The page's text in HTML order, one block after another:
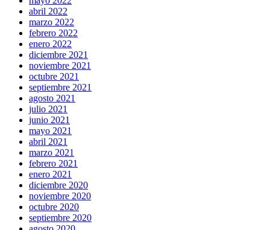
abril 2022
marzo 2022
febrero 2022
enero 2022
diciembre 2021
noviembre 2021
octubre 2021
septiembre 2021
agosto 2021
julio 2021
junio 2021
mayo 2021
abril 2021
marzo 2021
febrero 2021
enero 2021
diciembre 2020
noviembre 2020
octubre 2020
septiembre 2020